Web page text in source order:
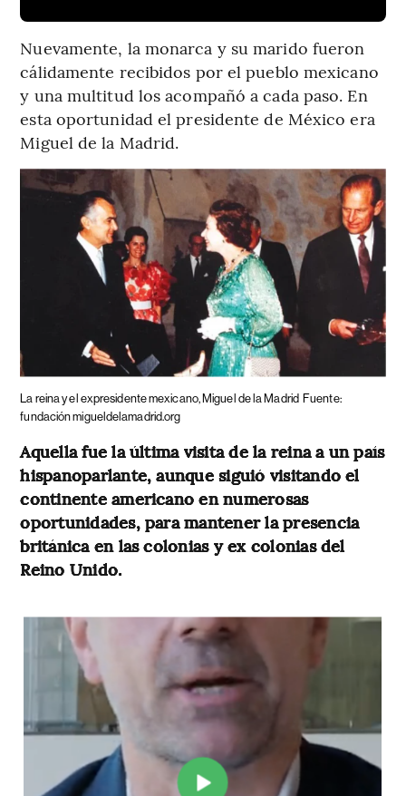
Nuevamente, la monarca y su marido fueron
cálidamente recibidos por el pueblo mexicano
y una multitud los acompañó a cada paso. En
esta oportunidad el presidente de México era
Miguel de la Madrid.
La reina y el expresidente mexicano, Miguel de la Madrid Fuente:
fundación migueldelamadrid.org
Aquella fue la última visita de la reina a un país
hispanoparlante, aunque siguió visitando el
continente americano en numerosas
oportunidades, para mantener la presencia
británica en las colonias y ex colonias del
Reino Unido.